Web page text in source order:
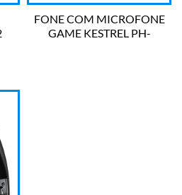
FONE COM MICROFONE
GAME KESTREL PH-